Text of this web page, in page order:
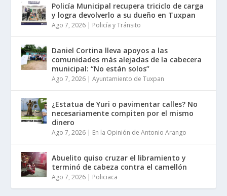
Policía Municipal recupera triciclo de carga
y logra devolverlo a su dueño en Tuxpan
Ago 7, 2026 | Policía y Tránsito
Daniel Cortina lleva apoyos a las
comunidades más alejadas de la cabecera
municipal: “No están solos”
Ago 7, 2026 |Ayuntamiento de Tuxpan
¿Estatua de Yuri o pavimentar calles? No
necesariamente compiten por el mismo
dinero
Ago 7, 2026 | En la Opinión de Antonio Arango
Abuelito quiso cruzar el libramiento y
terminó de cabeza contra el camellón
Ago 7, 2026 | Policiaca